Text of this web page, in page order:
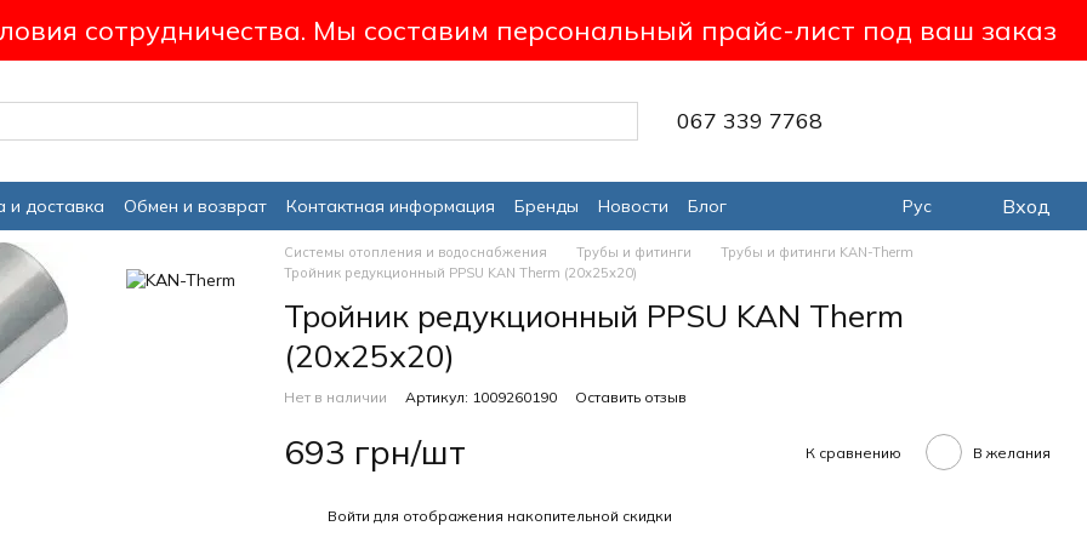
сотрудничества. Мы составим персональный прайс-лист под ваш заказ
067 339 7768
и доставка Обмен и возврат Контактная информация Бренды Новости
Блог
Рус Вход
Системы отопления и водоснабжения Трубы и фитинги
Трубы и фитинги KAN-Therm
Тройник редукционный PPSU KAN Therm (20х25х20)
Тройник редукционный PPSU KAN Therm
(20х25х20)
Нет в наличии Артикул: 1009260190 Оставить отзыв
693 грн/шт К сравнению В желания
Войти для отображения накопительной скидки